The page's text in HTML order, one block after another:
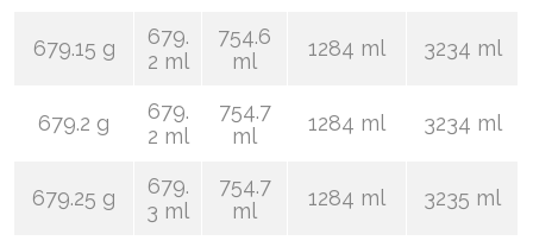
679.15 g
679.
2 ml
754.6
ml
1284 ml 3234 ml
679.2 g
679.
2 ml
754.7
ml
1284 ml 3234 ml
679.25 g
679.
3 ml
754.7
ml
1284 ml 3235 ml